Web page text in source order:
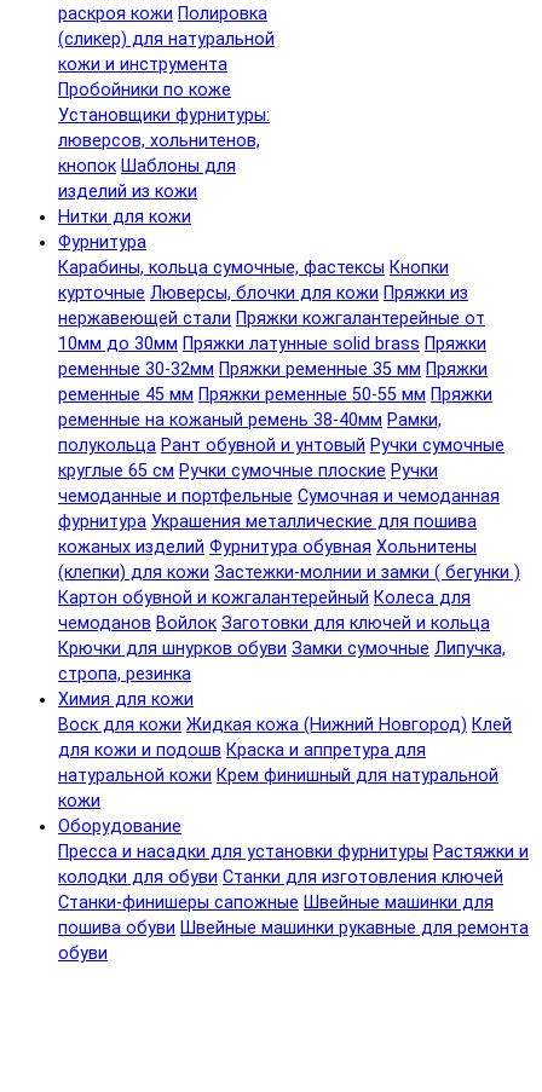
раскроя кожи Полировка
(сликер) для натуральной
кожи и инструмента
Пробойники по коже
Установщики фурнитуры:
люверсов, хольнитенов,
кнопок Шаблоны для
изделий из кожи
Нитки для кожи
Фурнитура
Карабины, кольца сумочные, фастексы Кнопки
курточные Люверсы, блочки для кожи Пряжки из
нержавеющей стали Пряжки кожгалантерейные от
10мм до 30мм Пряжки латунные solid brass Пряжки
ременные 30-32мм Пряжки ременные 35 мм Пряжки
ременные 45 мм Пряжки ременные 50-55 мм Пряжки
ременные на кожаный ремень 38-40мм Рамки,
полукольца Рант обувной и унтовый Ручки сумочные
круглые 65 см Ручки сумочные плоские Ручки
чемоданные и портфельные Сумочная и чемоданная
фурнитура Украшения металлические для пошива
кожаных изделий Фурнитура обувная Хольнитены
(клепки) для кожи Застежки-молнии и замки ( бегунки )
Картон обувной и кожгалантерейный Колеса для
чемоданов Войлок Заготовки для ключей и кольца
Крючки для шнурков обуви Замки сумочные Липучка,
стропа, резинка
Химия для кожи
Воск для кожи Жидкая кожа (Нижний Новгород) Клей
для кожи и подошв Краска и аппретура для
натуральной кожи Крем финишный для натуральной
кожи
Оборудование
Пресса и насадки для установки фурнитуры Растяжки и
колодки для обуви Станки для изготовления ключей
Станки-финишеры сапожные Швейные машинки для
пошива обуви Швейные машинки рукавные для ремонта
обуви